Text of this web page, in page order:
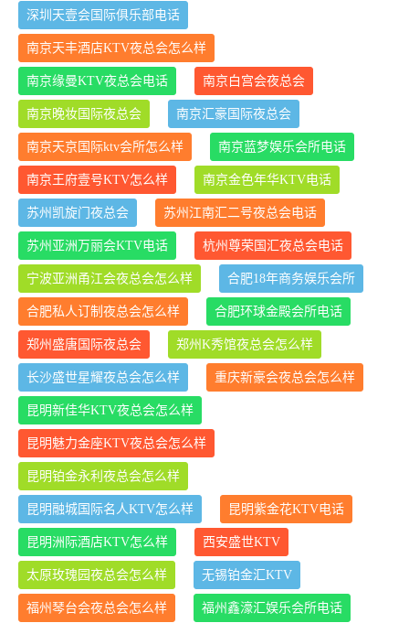
深圳天壹会国际俱乐部电话
南京天丰酒店KTV夜总会怎么样
南京缘曼KTV夜总会电话 南京白宫会夜总会
南京晚妆国际夜总会 南京汇豪国际夜总会
南京天京国际ktv会所怎么样 南京蓝梦娱乐会所电话
南京王府壹号KTV怎么样 南京金色年华KTV电话
苏州凯旋门夜总会 苏州江南汇二号夜总会电话
苏州亚洲万丽会KTV电话 杭州尊荣国汇夜总会电话
宁波亚洲甬江会夜总会怎么样 合肥18年商务娱乐会所
合肥私人订制夜总会怎么样 合肥环球金殿会所电话
郑州盛唐国际夜总会 郑州K秀馆夜总会怎么样
长沙盛世星耀夜总会怎么样 重庆新豪会夜总会怎么样
昆明新佳华KTV夜总会怎么样
昆明魅力金座KTV夜总会怎么样
昆明铂金永利夜总会怎么样
昆明融城国际名人KTV怎么样 昆明紫金花KTV电话
昆明洲际酒店KTV怎么样 西安盛世KTV
太原玫瑰园夜总会怎么样 无锡铂金汇KTV
福州琴台会夜总会怎么样 福州鑫濠汇娱乐会所电话